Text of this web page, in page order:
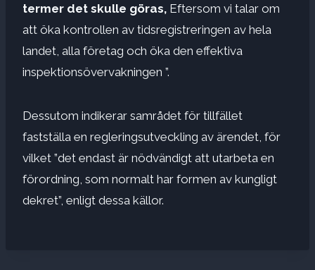
termer det skulle göras, Eftersom vi talar om
att öka kontrollen av tidsregistreringen av hela
landet, alla företag och öka den effektiva
inspektionsövervakningen ”.
Dessutom indikerar samrådet för tillfället
fastställa en regleringsutveckling av ärendet, för
vilket ”det endast är nödvändigt att utarbeta en
förordning, som normalt har formen av kungligt
dekret”, enligt dessa källor.